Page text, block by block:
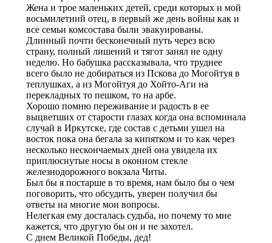
Жена и трое маленьких детей, среди которых и мой
восьмилетний отец, в первый же день войны как и
все семьи комсостава были эвакуированы.
Длинный почти бесконечный путь через всю
страну, полный лишений и тягот занял не одну
неделю. Но бабушка рассказывала, что труднее
всего было не добираться из Пскова до Могойтуя в
теплушках, а из Могойтуя до Хойто-Аги на
перекладных то пешком, то на арбе.
Хорошо помню переживание и радость в ее
выцветших от старости глазах когда она вспоминала
случай в Иркутске, где состав с детьми ушел на
восток пока она бегала за кипятком и то как через
несколько нескончаемых дней она увидела их
приплюснутые носы в оконном стекле
железнодорожного вокзала Читы.
Был бы я постарше в то время, нам было бы о чем
поговорить, что обсудить, уверен получил бы
ответы на многие мои вопросы.
Нелегкая ему досталась судьба, но почему то мне
кажется, что другую бы он и не захотел.
С днем Великой Победы, дед!